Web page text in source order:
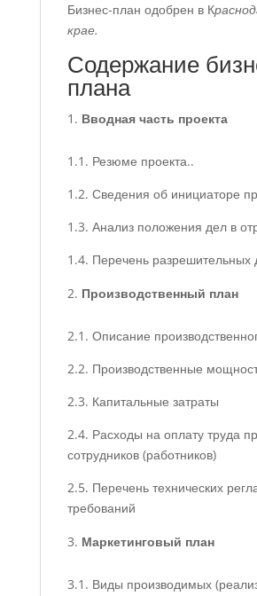
Бизнес-план одобрен в К
крае.
Содержание
плана
Вводная часть проекта
1.1. Резюме проекта..
1.2. Сведения об инициаторе
1.3. Анализ положения дел в
1.4. Перечень разрешительных
Производственный план
2.1. Описание
2.2. Производственные
2.3. Капитальные затраты
2.4. Расходы на оплату труда
сотрудников (работников)
2.5. Перечень технических
требований
Маркетинговый план
3.1. Виды производимых